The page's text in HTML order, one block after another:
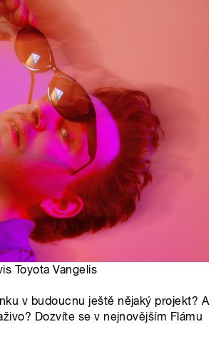
Toyota Vangelis
v budoucnu ještě nějaký projekt? A
Dozvíte se v nejnovějším Flámu